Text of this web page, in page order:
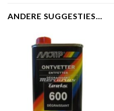
ANDERE SUGGESTIES…